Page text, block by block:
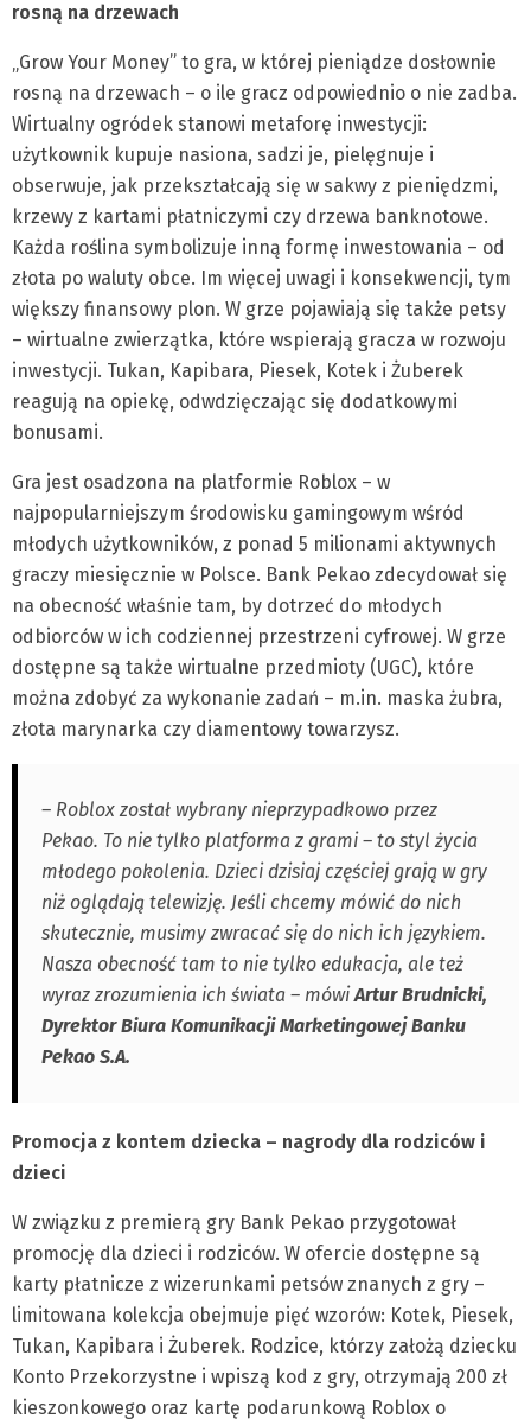
rosną na drzewach
„Grow Your Money” to gra, w której pieniądze dosłownie
rosną na drzewach – o ile gracz odpowiednio o nie zadba.
Wirtualny ogródek stanowi metaforę inwestycji:
użytkownik kupuje nasiona, sadzi je, pielęgnuje i
obserwuje, jak przekształcają się w sakwy z pieniędzmi,
krzewy z kartami płatniczymi czy drzewa banknotowe.
Każda roślina symbolizuje inną formę inwestowania – od
złota po waluty obce. Im więcej uwagi i konsekwencji, tym
większy finansowy plon. W grze pojawiają się także petsy
– wirtualne zwierzątka, które wspierają gracza w rozwoju
inwestycji. Tukan, Kapibara, Piesek, Kotek i Żuberek
reagują na opiekę, odwdzięczając się dodatkowymi
bonusami.
Gra jest osadzona na platformie Roblox – w
najpopularniejszym środowisku gamingowym wśród
młodych użytkowników, z ponad 5 milionami aktywnych
graczy miesięcznie w Polsce. Bank Pekao zdecydował się
na obecność właśnie tam, by dotrzeć do młodych
odbiorców w ich codziennej przestrzeni cyfrowej. W grze
dostępne są także wirtualne przedmioty (UGC), które
można zdobyć za wykonanie zadań – m.in. maska żubra,
złota marynarka czy diamentowy towarzysz.
– Roblox został wybrany nieprzypadkowo przez
Pekao. To nie tylko platforma z grami – to styl życia
młodego pokolenia. Dzieci dzisiaj częściej grają w gry
niż oglądają telewizję. Jeśli chcemy mówić do nich
skutecznie, musimy zwracać się do nich ich językiem.
Nasza obecność tam to nie tylko edukacja, ale też
wyraz zrozumienia ich świata – mówiArtur Brudnicki,
Dyrektor Biura Komunikacji Marketingowej Banku
Pekao S.A.
Promocja z kontem dziecka – nagrody dla rodziców i
dzieci
W związku z premierą gry Bank Pekao przygotował
promocję dla dzieci i rodziców. W ofercie dostępne są
karty płatnicze z wizerunkami petsów znanych z gry –
limitowana kolekcja obejmuje pięć wzorów: Kotek, Piesek,
Tukan, Kapibara i Żuberek. Rodzice, którzy założą dziecku
Konto Przekorzystne i wpiszą kod z gry, otrzymają 200 zł
kieszonkowego oraz kartę podarunkową Roblox o